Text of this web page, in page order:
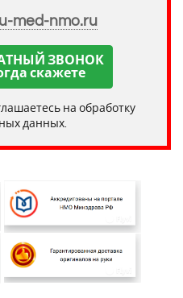
med-nmo.ru
ЗВОНОК
скажете
на обработку
данных.